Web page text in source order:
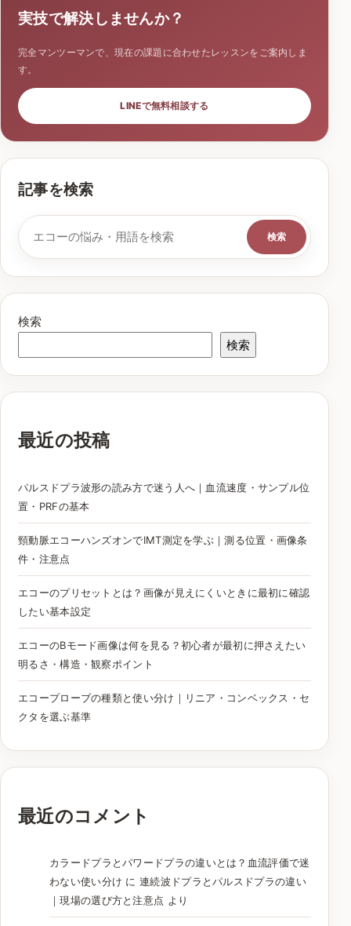
実技で解決しませんか？
完全マンツーマンで、現在の課題に合わせたレッスンをご案内しま
す。
LINEで無料相談する
記事を検索
検索キーワード
検索
検索
検索
最近の投稿
パルスドプラ波形の読み方で迷う人へ｜血流速度・サンプル位
置・PRFの基本
頸動脈エコーハンズオンでIMT測定を学ぶ｜測る位置・画像条
件・注意点
エコーのプリセットとは？画像が見えにくいときに最初に確認
したい基本設定
エコーのBモード画像は何を見る？初心者が最初に押さえたい
明るさ・構造・観察ポイント
エコープローブの種類と使い分け｜リニア・コンベックス・セ
クタを選ぶ基準
最近のコメント
カラードプラとパワードプラの違いとは？血流評価で迷
わない使い分け に連続波ドプラとパルスドプラの違い
｜現場の選び方と注意点 より